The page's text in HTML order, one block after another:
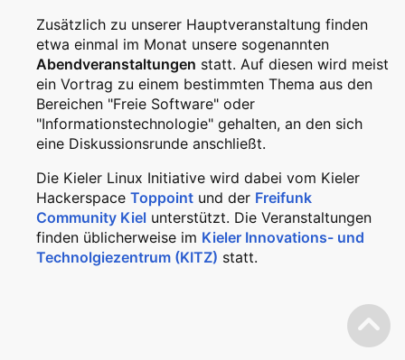
Zusätzlich zu unserer Hauptveranstaltung finden
etwa einmal im Monat unsere sogenannten
Abendveranstaltungen statt. Auf diesen wird meist
ein Vortrag zu einem bestimmten Thema aus den
Bereichen "Freie Software" oder
"Informationstechnologie" gehalten, an den sich
eine Diskussionsrunde anschließt.
Die Kieler Linux Initiative wird dabei vom Kieler
Hackerspace Toppoint und der Freifunk
Community Kiel unterstützt. Die Veranstaltungen
finden üblicherweise im Kieler Innovations- und
Technolgiezentrum (KITZ) statt.